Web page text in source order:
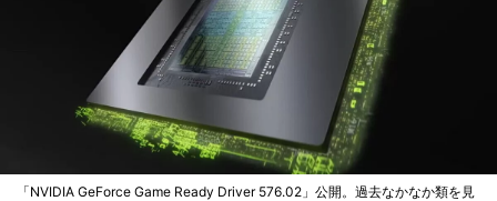
「NVIDIA GeForce Game Ready Driver 576.02」公開。過去なかなか類を見